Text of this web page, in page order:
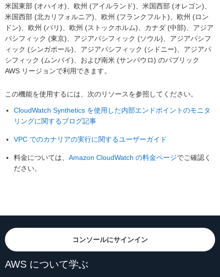
米国東部 (オハイオ)、欧州 (アイルランド)、米国西部 (オレゴン)、
米国西部 (北カリフォルニア)、欧州 (フランクフルト)、欧州 (ロン
ドン)、欧州 (パリ)、欧州 (ストックホルム)、カナダ (中部)、アジア
パシフィック (東京)、アジアパシフィック (ソウル)、アジアパシフ
ィック (シンガポール)、アジアパシフィック (シドニー)、アジアパ
シフィック (ムンバイ)、および南米 (サンパウロ) のパブリック
AWS リージョンで利用できます。
この機能を使用するには、次のリソースを参照してください。
CloudWatch Synthetics を使用した内部エンドポイントのモニタ
リングに関するブログ記事
VPC でのカナリアの実行に関するユーザーガイド
料金については、 Amazon CloudWatch の料金ページでご確認く
ださい。
コンソールにサインイン
AWS について学ぶ